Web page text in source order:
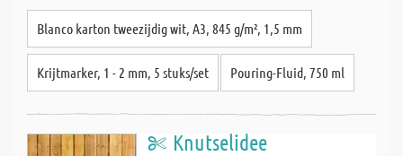
Blanco karton tweezijdig wit, A3, 845 g/m², 1,5 mm
Krijtmarker, 1 - 2 mm, 5 stuks/set Pouring-Fluid, 750 ml
Knutselidee